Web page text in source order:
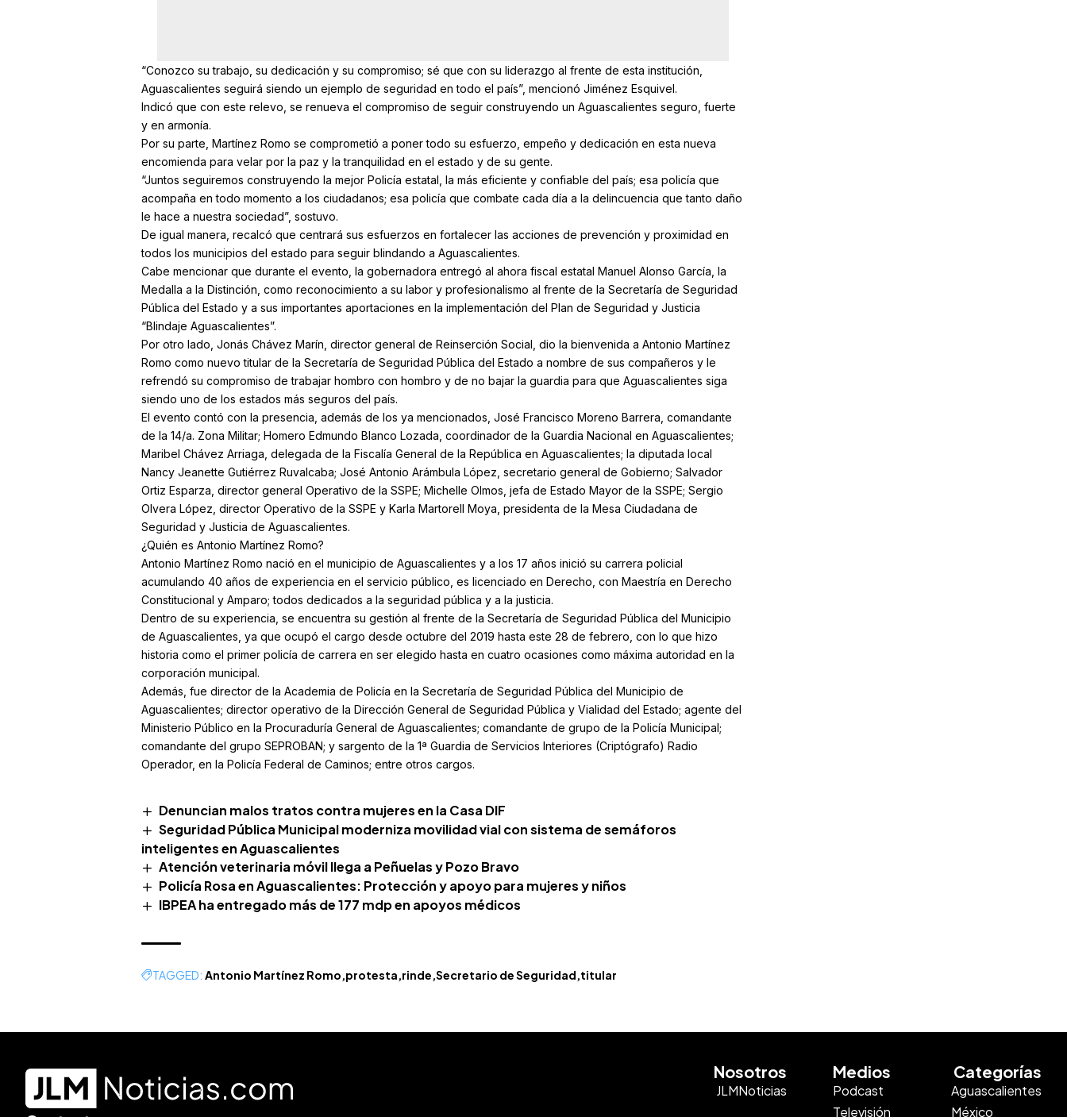
“Conozco su trabajo, su dedicación y su compromiso; sé que con su liderazgo al frente de esta institución,
Aguascalientes seguirá siendo un ejemplo de seguridad en todo el país”, mencionó Jiménez Esquivel.
Indicó que con este relevo, se renueva el compromiso de seguir construyendo un Aguascalientes seguro, fuerte
y en armonía.
Por su parte, Martínez Romo se comprometió a poner todo su esfuerzo, empeño y dedicación en esta nueva
encomienda para velar por la paz y la tranquilidad en el estado y de su gente.
“Juntos seguiremos construyendo la mejor Policía estatal, la más eficiente y confiable del país; esa policía que
acompaña en todo momento a los ciudadanos; esa policía que combate cada día a la delincuencia que tanto daño
le hace a nuestra sociedad”, sostuvo.
De igual manera, recalcó que centrará sus esfuerzos en fortalecer las acciones de prevención y proximidad en
todos los municipios del estado para seguir blindando a Aguascalientes.
Cabe mencionar que durante el evento, la gobernadora entregó al ahora fiscal estatal Manuel Alonso García, la
Medalla a la Distinción, como reconocimiento a su labor y profesionalismo al frente de la Secretaría de Seguridad
Pública del Estado y a sus importantes aportaciones en la implementación del Plan de Seguridad y Justicia
“Blindaje Aguascalientes”.
Por otro lado, Jonás Chávez Marín, director general de Reinserción Social, dio la bienvenida a Antonio Martínez
Romo como nuevo titular de la Secretaría de Seguridad Pública del Estado a nombre de sus compañeros y le
refrendó su compromiso de trabajar hombro con hombro y de no bajar la guardia para que Aguascalientes siga
siendo uno de los estados más seguros del país.
El evento contó con la presencia, además de los ya mencionados, José Francisco Moreno Barrera, comandante
de la 14/a. Zona Militar; Homero Edmundo Blanco Lozada, coordinador de la Guardia Nacional en Aguascalientes;
Maribel Chávez Arriaga, delegada de la Fiscalía General de la República en Aguascalientes; la diputada local
Nancy Jeanette Gutiérrez Ruvalcaba; José Antonio Arámbula López, secretario general de Gobierno; Salvador
Ortiz Esparza, director general Operativo de la SSPE; Michelle Olmos, jefa de Estado Mayor de la SSPE; Sergio
Olvera López, director Operativo de la SSPE y Karla Martorell Moya, presidenta de la Mesa Ciudadana de
Seguridad y Justicia de Aguascalientes.
¿Quién es Antonio Martínez Romo?
Antonio Martínez Romo nació en el municipio de Aguascalientes y a los 17 años inició su carrera policial
acumulando 40 años de experiencia en el servicio público, es licenciado en Derecho, con Maestría en Derecho
Constitucional y Amparo; todos dedicados a la seguridad pública y a la justicia.
Dentro de su experiencia, se encuentra su gestión al frente de la Secretaría de Seguridad Pública del Municipio
de Aguascalientes, ya que ocupó el cargo desde octubre del 2019 hasta este 28 de febrero, con lo que hizo
historia como el primer policía de carrera en ser elegido hasta en cuatro ocasiones como máxima autoridad en la
corporación municipal.
Además, fue director de la Academia de Policía en la Secretaría de Seguridad Pública del Municipio de
Aguascalientes; director operativo de la Dirección General de Seguridad Pública y Vialidad del Estado; agente del
Ministerio Público en la Procuraduría General de Aguascalientes; comandante de grupo de la Policía Municipal;
comandante del grupo SEPROBAN; y sargento de la 1ª Guardia de Servicios Interiores (Criptógrafo) Radio
Operador, en la Policía Federal de Caminos; entre otros cargos.
Denuncian malos tratos contra mujeres en la Casa DIF
Seguridad Pública Municipal moderniza movilidad vial con sistema de semáforos
inteligentes en Aguascalientes
Atención veterinaria móvil llega a Peñuelas y Pozo Bravo
Policía Rosa en Aguascalientes: Protección y apoyo para mujeres y niños
IBPEA ha entregado más de 177 mdp en apoyos médicos
TAGGED: Antonio Martínez Romo protesta rinde Secretario de Seguridad titular
Nosotros
JLMNoticias
Medios
Podcast
Televisión
Categorías
Aguascalientes
México